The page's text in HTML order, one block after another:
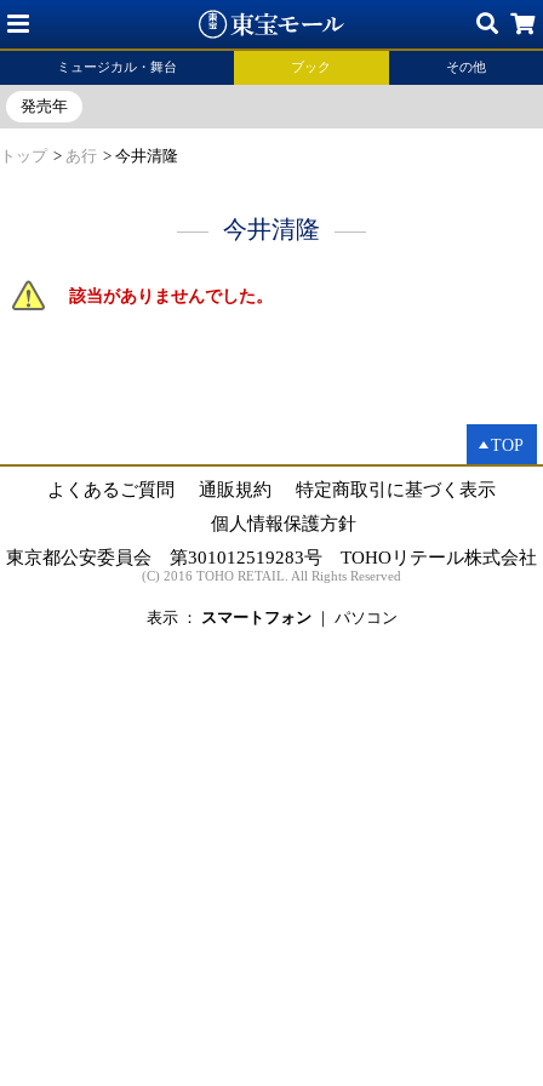
ミュージカル・舞台 ブック その他
発売年
トップ > あ行 > 今井清隆
今井清隆
該当がありませんでした。
TOP
よくあるご質問 通販規約
特定商取引に基づく表示
個人情報保護方針
東京都公安委員会 第301012519283号 TOHOリテール株式会社
(C) 2016 TOHO RETAIL. All Rights Reserved
表示 ： スマートフォン｜ パソコン